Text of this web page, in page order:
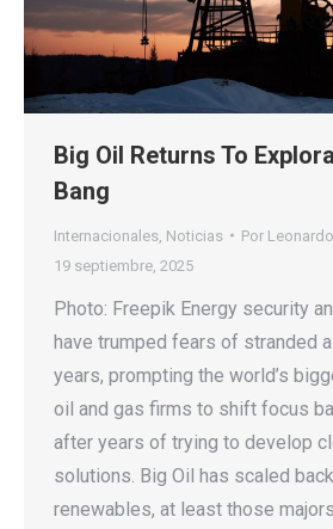
Big Oil Returns To
Bang
Internacionales Noticias Por
19 septiembre, 2025
Photo: Freepik Energy security
have trumped fears of stranded
years, prompting the world’s
oil and gas firms to shift focus
after years of trying to develop
solutions. Big Oil has scaled
renewables, at least those